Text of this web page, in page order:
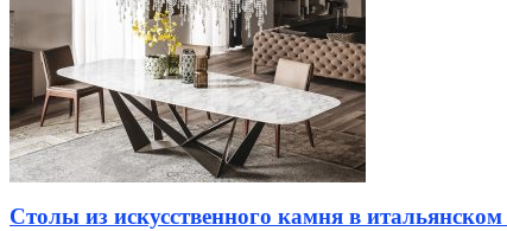
Столы из искусственного камня в